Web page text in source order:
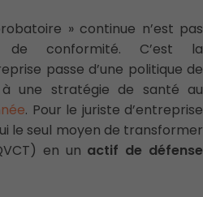
» continue n’est pas
conformité. C’est la
passe d’une politique de
une stratégie de santé au
. Pour le juriste d’entreprise
le seul moyen de transformer
en un actif de défense